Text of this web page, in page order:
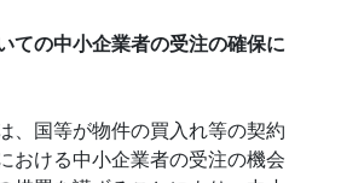
ての中小企業者の受注の確保に
、国等が物件の買入れ等の契約
おける中小企業者の受注の機会